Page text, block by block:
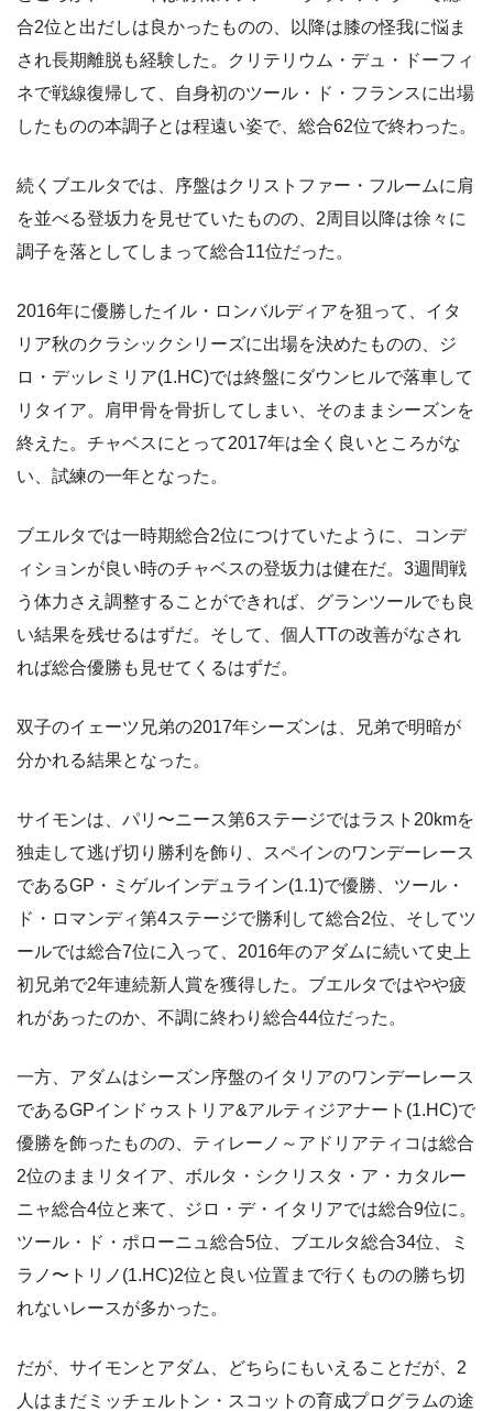
合2位と出だしは良かったものの、以降は膝の怪我に悩ま
され長期離脱も経験した。クリテリウム・デュ・ドーフィ
ネで戦線復帰して、自身初のツール・ド・フランスに出場
したものの本調子とは程遠い姿で、総合62位で終わった。
続くブエルタでは、序盤はクリストファー・フルームに肩
を並べる登坂力を見せていたものの、2周目以降は徐々に
調子を落としてしまって総合11位だった。
2016年に優勝したイル・ロンバルディアを狙って、イタ
リア秋のクラシックシリーズに出場を決めたものの、ジ
ロ・デッレミリア(1.HC)では終盤にダウンヒルで落車して
リタイア。肩甲骨を骨折してしまい、そのままシーズンを
終えた。チャベスにとって2017年は全く良いところがな
い、試練の一年となった。
ブエルタでは一時期総合2位につけていたように、コンデ
ィションが良い時のチャベスの登坂力は健在だ。3週間戦
う体力さえ調整することができれば、グランツールでも良
い結果を残せるはずだ。そして、個人TTの改善がなされ
れば総合優勝も見せてくるはずだ。
双子のイェーツ兄弟の2017年シーズンは、兄弟で明暗が
分かれる結果となった。
サイモンは、パリ〜ニース第6ステージではラスト20kmを
独走して逃げ切り勝利を飾り、スペインのワンデーレース
であるGP・ミゲルインデュライン(1.1)で優勝、ツール・
ド・ロマンディ第4ステージで勝利して総合2位、そしてツ
ールでは総合7位に入って、2016年のアダムに続いて史上
初兄弟で2年連続新人賞を獲得した。ブエルタではやや疲
れがあったのか、不調に終わり総合44位だった。
一方、アダムはシーズン序盤のイタリアのワンデーレース
であるGPインドゥストリア&アルティジアナート(1.HC)で
優勝を飾ったものの、ティレーノ～アドリアティコは総合
2位のままリタイア、ボルタ・シクリスタ・ア・カタルー
ニャ総合4位と来て、ジロ・デ・イタリアでは総合9位に。
ツール・ド・ポローニュ総合5位、ブエルタ総合34位、ミ
ラノ〜トリノ(1.HC)2位と良い位置まで行くものの勝ち切
れないレースが多かった。
だが、サイモンとアダム、どちらにもいえることだが、2
人はまだミッチェルトン・スコットの育成プログラムの途